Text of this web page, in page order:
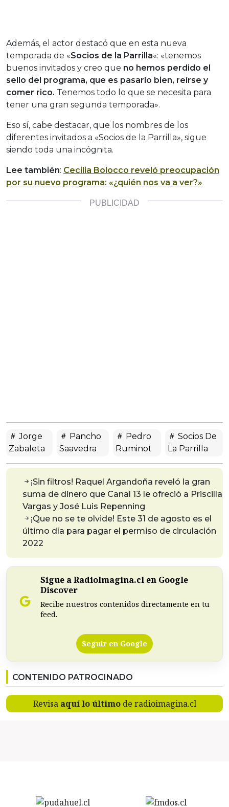
Además, el actor destacó que en esta nueva
temporada de «Socios de la Parrilla«: «tenemos
buenos invitados y creo que no hemos perdido el
sello del programa, que es pasarlo bien, reírse y
comer rico. Tenemos todo lo que se necesita para
tener una gran segunda temporada».
Eso sí, cabe destacar, que los nombres de los
diferentes invitados a «Socios de la Parrilla», sigue
siendo toda una incógnita.
Lee también: Cecilia Bolocco reveló preocupación
por su nuevo programa: «¿quién nos va a ver?»
Jorge
Zabaleta
Pancho
Saavedra
Pedro
Ruminot
Socios De
La Parrilla
¡Sin filtros! Raquel Argandoña reveló la gran
suma de dinero que Canal 13 le ofreció a Priscilla
Vargas y José Luis Repenning
¡Que no se te olvide! Este 31 de agosto es el
último día para pagar el permiso de circulación
2022
Sigue a RadioImagina.cl en Google
Discover
Recibe nuestros contenidos directamente en tu
feed.
Seguir en Google
CONTENIDO PATROCINADO
Revisa aquí lo últimode radioimagina.cl